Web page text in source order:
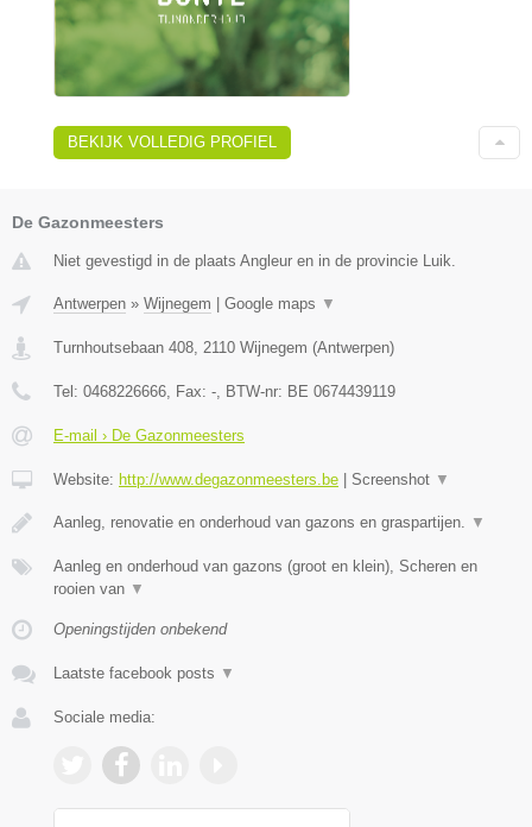
BEKIJK VOLLEDIG PROFIEL
De Gazonmeesters
Niet gevestigd in de plaats Angleur en in de provincie Luik.
Antwerpen » Wijnegem Google maps ▼
Turnhoutsebaan 408, 2110 Wijnegem (Antwerpen)
Tel: 0468226666, Fax: -, BTW-nr: BE 0674439119
E-mail › De Gazonmeesters
Website: http://www.degazonmeesters.be Screenshot ▼
Aanleg, renovatie en onderhoud van gazons en graspartijen. ▼
Aanleg en onderhoud van gazons (groot en klein), Scheren en
rooien van ▼
Openingstijden onbekend
Laatste facebook posts ▼
Sociale media: